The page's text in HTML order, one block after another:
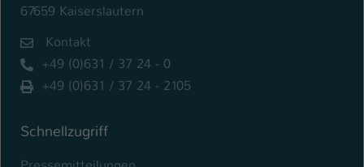
67659 Kaiserslautern
Kontakt
+49 (0)631 / 37 24 - 0
+49 (0)631 / 37 24 - 2105
Schnellzugriff